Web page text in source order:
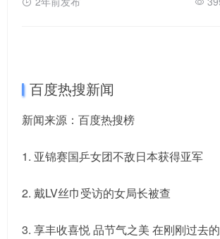
百度热搜新闻
新闻来源：百度热搜榜
1. 亚锦赛国乒女团不敌日本获得亚军
2. 戴LV丝巾受访的女局长被查
3. 享丰收喜悦 品节气之美 在刚刚过去